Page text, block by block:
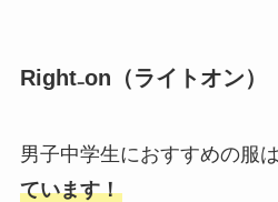
Right₋on（ライトオン）
男子中学生におすすめの服は
ています！